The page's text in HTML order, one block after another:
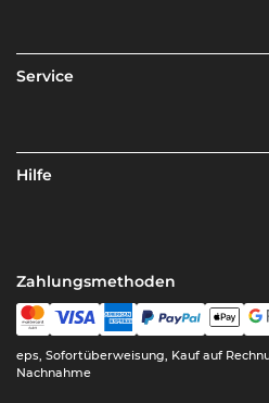
Service
Hilfe
Zahlungsmethoden
eps, Sofortüberweisung, Kauf auf
Nachnahme